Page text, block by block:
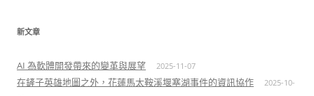
新文章
AI 為軟體開發帶來的變革與展望 2025-11-07
在鏟子英雄地圖之外，花蓮馬太鞍溪堰塞湖事件的資訊協作
2025-10-